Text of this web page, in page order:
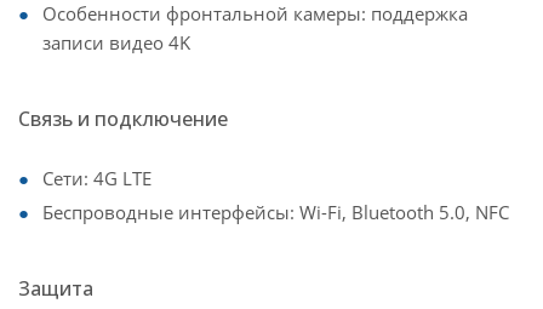
Особенности фронтальной камеры: поддержка
записи видео 4K
Связь и подключение
Сети: 4G LTE
Беспроводные интерфейсы: Wi-Fi, Bluetooth 5.0, NFC
Защита